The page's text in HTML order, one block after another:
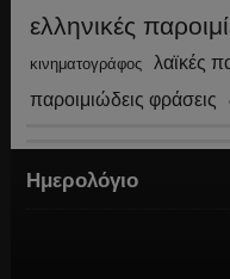
ελληνικές
κινηματογράφος λαϊκές
παροιμιώδεις φράσεις
Ημερολόγιο